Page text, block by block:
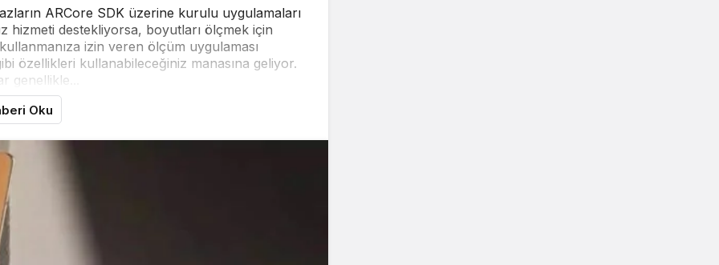
ARCore SDK üzerine kurulu uygulamaları
hizmeti destekliyorsa, boyutları ölçmek için
izin veren ölçüm uygulaması
özellikleri kullanabileceğiniz manasına geliyor.
genellikle...
Oku